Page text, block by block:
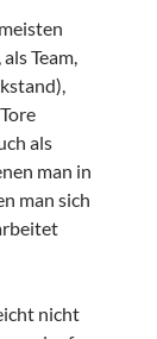
Team,
als
man in
man sich
nicht